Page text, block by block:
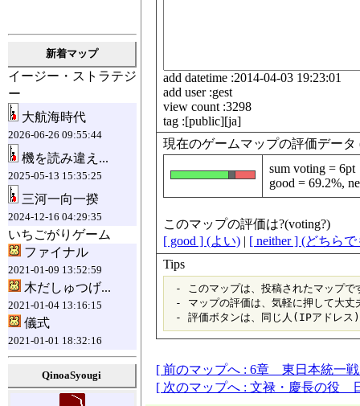
新着マップ
イージー・ストラテジ
ー
大航海時代
2026-06-26 09:55:44
機を読み違え...
2025-05-13 15:35:25
三河一向一揆
2024-12-16 04:29:35
いちごがりゲーム
ファイナル
2021-01-09 13:52:59
木だしゅつげ...
2021-01-04 13:16:15
儀式
2021-01-01 18:32:16
QinoaSyougi
add datetime :2014-04-03 19:23:01
add user :gest
view count :3298
tag :[public][ja]
現在のゲームマップの評価データ
sum voting = 6pt
good = 69.2%,
このマップの評価は?(voting?)
[ good ] (よい)| [ neither ] (どちら
Tips
- このマップは、投稿されたマップで
- マップの評価は、気軽に押して大丈
[ 前のマップへ : 6章 東日本統一
[ 次のマップへ : 文禄・慶長の役